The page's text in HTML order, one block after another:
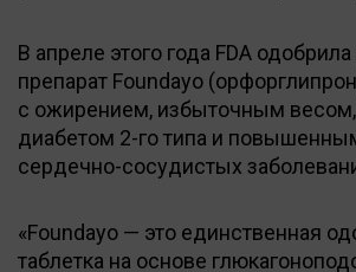
В апреле этого года FDA
препарат Foundayo
с ожирением, избыточным
диабетом 2-го типа и
сердечно-сосудистых
«Foundayo — это единственная
таблетка на основе